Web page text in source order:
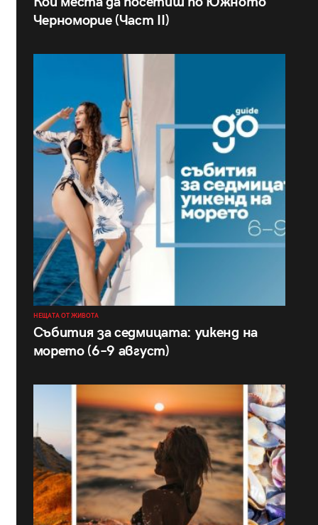
Черноморие (Част II)
НЕЩАТА ОТ ЖИВОТА
Събития за седмицата: уикенд на
морето (6–9 август)